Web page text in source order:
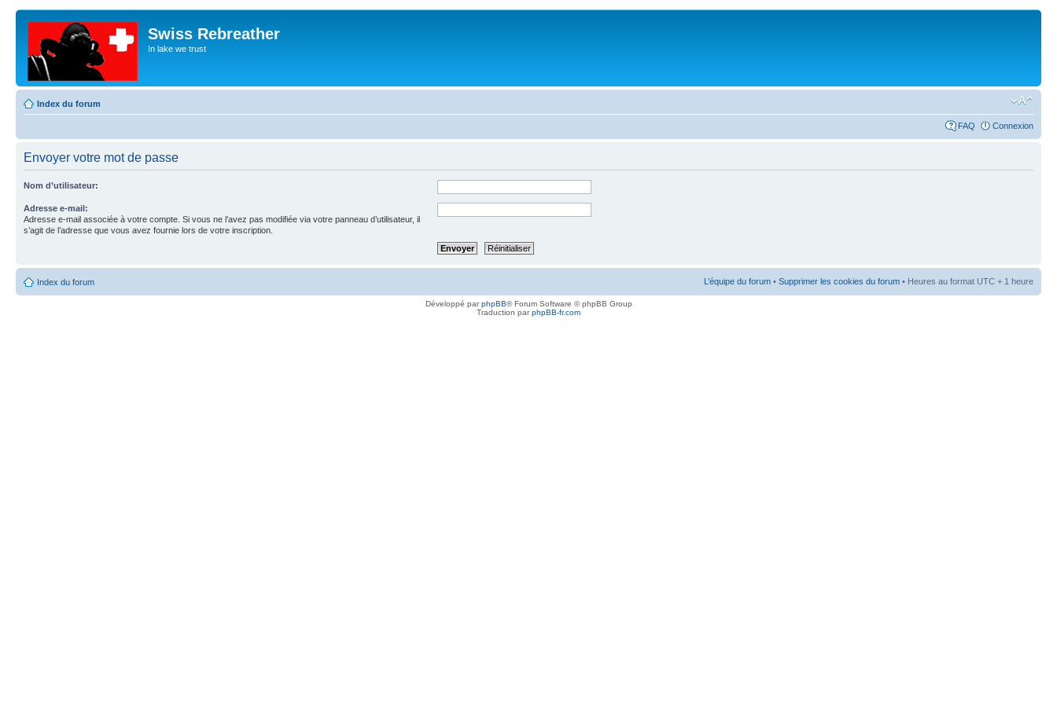
Swiss Rebreather
In lake we trust
Index du forum
FAQ Connexion
Envoyer votre mot de passe
Nom d’utilisateur:
Adresse e-mail:
Adresse e-mail associée à votre compte. Si vous ne l’avez pas modifiée via votre panneau d’utilisateur, il
s’agit de l’adresse que vous avez fournie lors de votre inscription.
Index du forum L’équipe du forum • Supprimer les cookies du forum • Heures au format UTC + 1 heure
Développé parphpBB® Forum Software © phpBB Group
Traduction parphpBB-fr.com